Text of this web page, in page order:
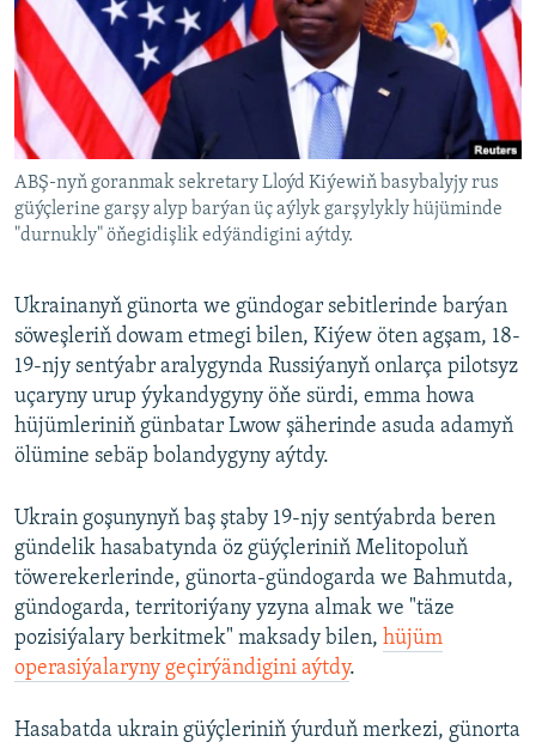
ABŞ-nyň goranmak sekretary Lloýd Kiýewiň basybalyjy rus
güýçlerine garşy alyp barýan üç aýlyk garşylykly hüjüminde
"durnukly" öňegidişlik edýändigini aýtdy.
Ukrainanyň günorta we gündogar sebitlerinde barýan
söweşleriň dowam etmegi bilen, Kiýew öten agşam, 18-
19-njy sentýabr aralygynda Russiýanyň onlarça pilotsyz
uçaryny urup ýykandygyny öňe sürdi, emma howa
hüjümleriniň günbatar Lwow şäherinde asuda adamyň
ölümine sebäp bolandygyny aýtdy.
Ukrain goşunynyň baş ştaby 19-njy sentýabrda beren
gündelik hasabatynda öz güýçleriniň Melitopoluň
töwerekerlerinde, günorta-gündogarda we Bahmutda,
gündogarda, territoriýany yzyna almak we "täze
pozisiýalary berkitmek" maksady bilen, hüjüm
operasiýalaryny geçirýändigini aýtdy.
Hasabatda ukrain güýçleriniň ýurduň merkezi, günorta